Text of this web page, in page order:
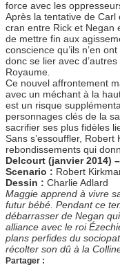
force avec les
Après la tentative de Carl
cran entre Rick et Negan
de mettre fin aux
conscience qu’ils n’en
donc se lier avec
Royaume.
Ce nouvel affrontement
avec un méchant à la
est un risque
personnages clés de la
sacrifier ses plus fidèles
Sans s’essouffler,
rebondissements qui
Delcourt (janvier 2014)
Scenario : Robert
Dessin : Charlie Adlard
Maggie apprend à vivre
futur bébé. Pendant ce
débarrasser de Negan
alliance avec le roi
plans perfides du
récolter son dû à la
Partager :